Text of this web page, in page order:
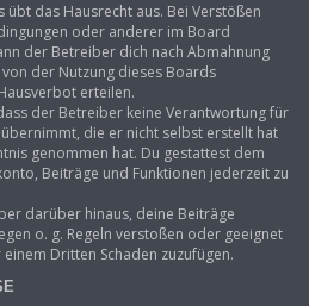
das Hausrecht aus. Bei Verstößen
oder anderer im Board
der Betreiber dich nach Abmahnung
der Nutzung dieses Boards
erteilen.
der Betreiber keine Verantwortung für
die er nicht selbst erstellt hat
genommen hat. Du gestattest dem
Beiträge und Funktionen jederzeit zu
darüber hinaus, deine Beiträge
o. g. Regeln verstoßen oder geeignet
Dritten Schaden zuzufügen.